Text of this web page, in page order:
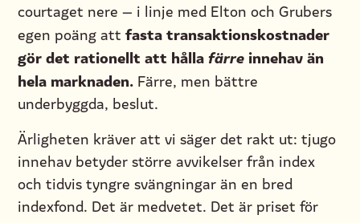
courtaget nere — i linje med Elton och Grubers
egen poäng att fasta transaktionskostnader
gör det rationellt att hållafärre innehav än
hela marknaden. Färre, men bättre
underbyggda, beslut.
Ärligheten kräver att vi säger det rakt ut: tjugo
innehav betyder större avvikelser från index
och tidvis tyngre svängningar än en bred
indexfond. Det är medvetet. Det är priset för